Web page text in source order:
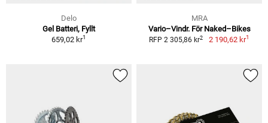
Delo
Gel Batteri, Fyllt
659,02 kr1
MRA
Vario–Vindr. För Naked–Bikes
RFP 2 305,86 kr2 2 190,62 kr1